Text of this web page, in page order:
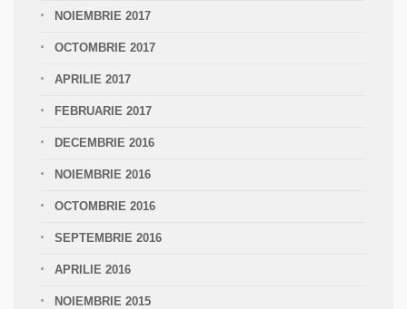
NOIEMBRIE 2017
OCTOMBRIE 2017
APRILIE 2017
FEBRUARIE 2017
DECEMBRIE 2016
NOIEMBRIE 2016
OCTOMBRIE 2016
SEPTEMBRIE 2016
APRILIE 2016
NOIEMBRIE 2015